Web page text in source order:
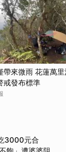
帶來微雨 花蓮萬
戒發布標準
3000元合